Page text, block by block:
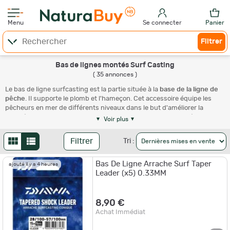
Menu Se connecter Panier
Filtrer
Bas de lignes montés Surf Casting
( 35 annonces )
Le bas de ligne surfcasting est la partie située à la base de la ligne de
pêche. Il supporte le plomb et l'hameçon. Cet accessoire équipe les
pêcheurs en mer de différents niveaux dans le but d'améliorer la
qualité et le nombre de prises. Le montage du bas de ligne dépend de
allier gain de temps et efficacité.
Pourquoi s'équiper d'accessoires de pêche
surfcasting ?
accessoires de pêche
outils dont un pêcheur a besoin pour améliorer la qualité de ses prises.
Ces dispositifs varient selon la nature des activités, le type de poisson
recherché et la zone de pêche choisie : en mer ou en eau douce. La
canne à pêche est l'élément de base de votre activité. Celle utilisée en
Voir plus
Filtrer Tri :
ajouté il y a 4 heures
Bas De Ligne Arrache Surf Taper
Leader (x5) 0.33MM
8,90 €
Achat Immédiat